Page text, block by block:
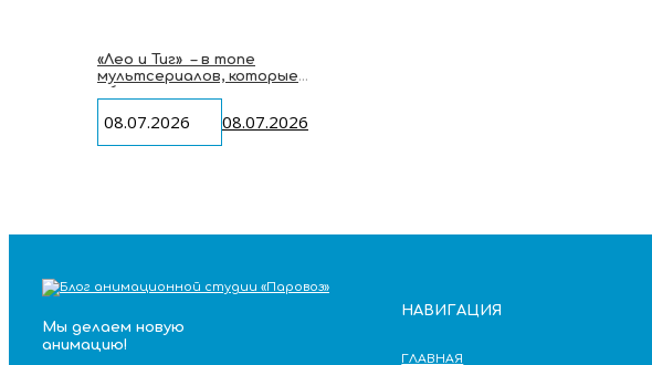
«Лео и Тиг» – в топе
мультсериалов, которые
08.07.2026 08.07.2026
Мы делаем новую
анимацию!
НАВИГАЦИЯ
ГЛАВНАЯ